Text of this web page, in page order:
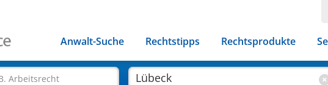
Anwalt-Suche Rechtstipps Rechtsprodukte
Arbeitsrecht